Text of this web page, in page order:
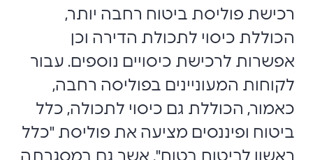
רכישת פוליסת ביטוח רחבה יותר,
הכוללת כיסוי לתכולת הדירה וכן
אפשרות לרכישת כיסויים נוספים. עבור
לקוחות המעוניינים בפוליסה רחבה,
כאמור, הכוללת גם כיסוי לתכולה, כלל
ביטוח ופיננסים מציעה את פוליסת "כלל